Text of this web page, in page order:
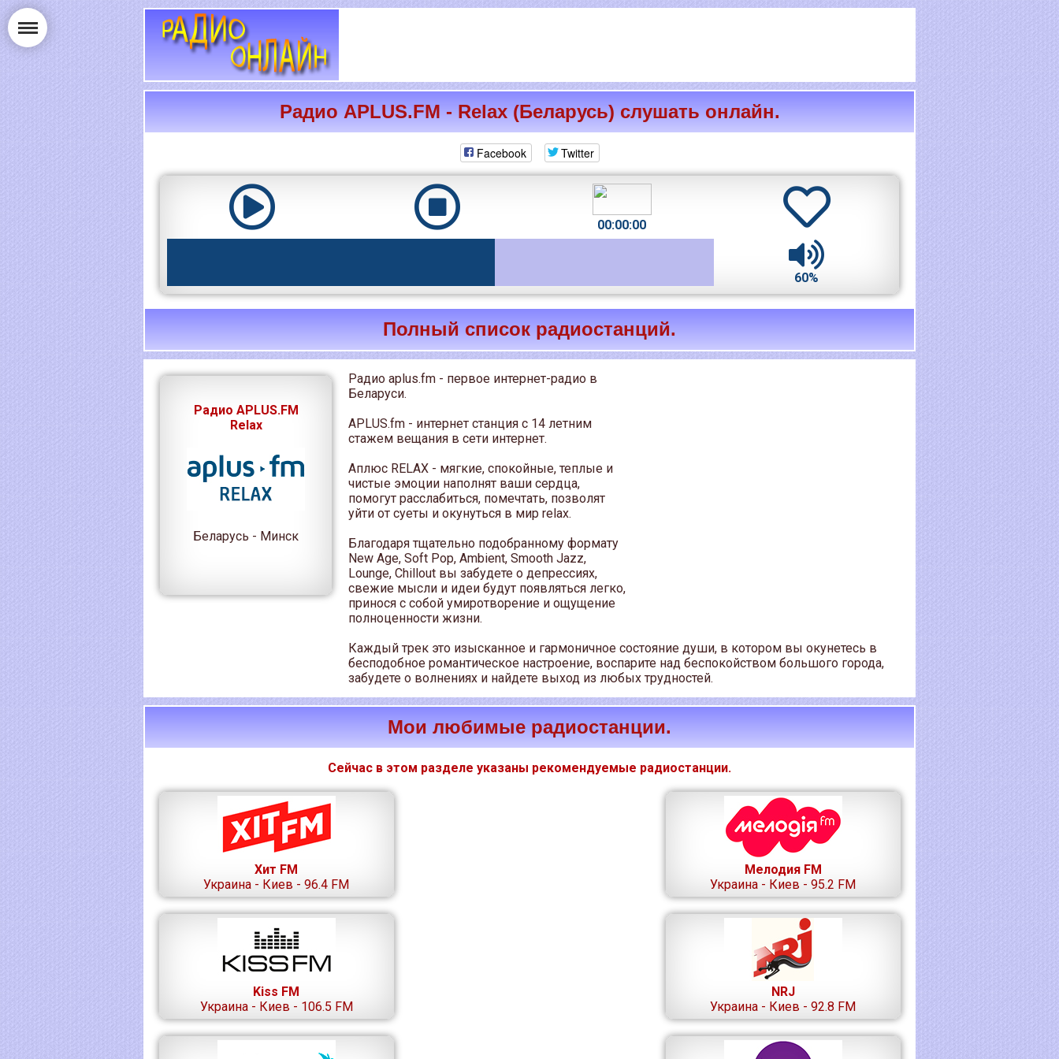
РАДИО ОНЛАЙН
Радио APLUS.FM - Relax (Беларусь) слушать онлайн.
Facebook Twitter
00:00:00
60%
Полный список радиостанций.
Радио APLUS.FM
Relax
Беларусь - Минск
Радио aplus.fm - первое интернет-радио в
Беларуси.
APLUS.fm - интернет станция с 14 летним
стажем вещания в сети интернет.
Аплюс RELAX - мягкие, спокойные, теплые и
чистые эмоции наполнят ваши сердца,
помогут расслабиться, помечтать, позволят
уйти от суеты и окунуться в мир relax.
Благодаря тщательно подобранному формату
New Age, Soft Pop, Ambient, Smooth Jazz,
Lounge, Chillout вы забудете о депрессиях,
свежие мысли и идеи будут появляться легко,
принося с собой умиротворение и ощущение
полноценности жизни.
Каждый трек это изысканное и гармоничное состояние души, в котором вы окунетесь в
бесподобное романтическое настроение, воспарите над беспокойством большого города,
забудете о волнениях и найдете выход из любых трудностей.
Мои любимые радиостанции.
Сейчас в этом разделе указаны рекомендуемые радиостанции.
Хит FM
Украина - Киев - 96.4 FM
Мелодия FM
Украина - Киев - 95.2 FM
Kiss FM
Украина - Киев - 106.5 FM
NRJ
Украина - Киев - 92.8 FM